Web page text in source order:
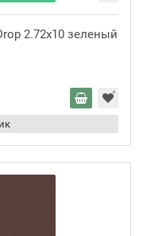
2.72x10 зеленый